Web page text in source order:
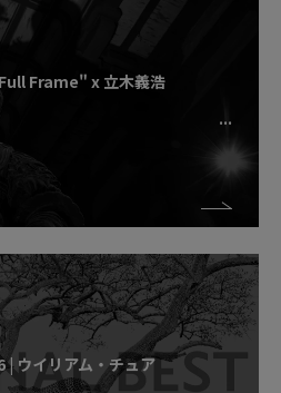
Frame" x 立木義浩
| ウイリアム・チュア